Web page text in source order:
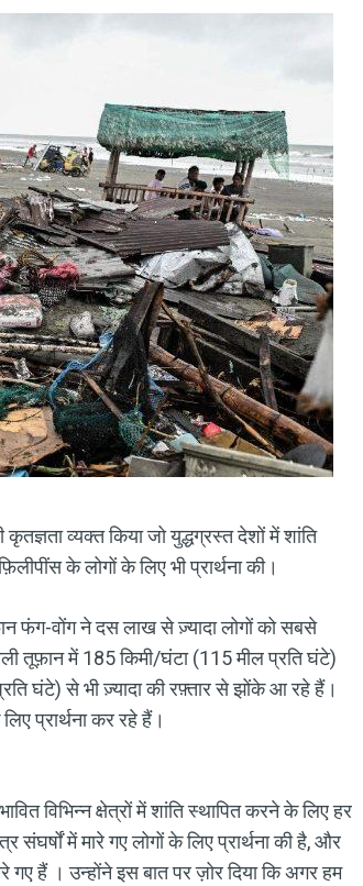
व्यक्त किया जो युद्धग्रस्त देशों में शांति
के लोगों के लिए भी प्रार्थना की।
फंग-वोंग ने दस लाख से ज़्यादा लोगों को सबसे
तूफ़ान में 185 किमी/घंटा (115 मील प्रति घंटे)
घंटे) से भी ज़्यादा की रफ़्तार से झोंके आ रहे हैं।
प्रार्थना कर रहे हैं।
विभिन्न क्षेत्रों में शांति स्थापित करने के लिए हर
में मारे गए लोगों के लिए प्रार्थना की है, और
गए हैं । उन्होंने इस बात पर ज़ोर दिया कि अगर हम